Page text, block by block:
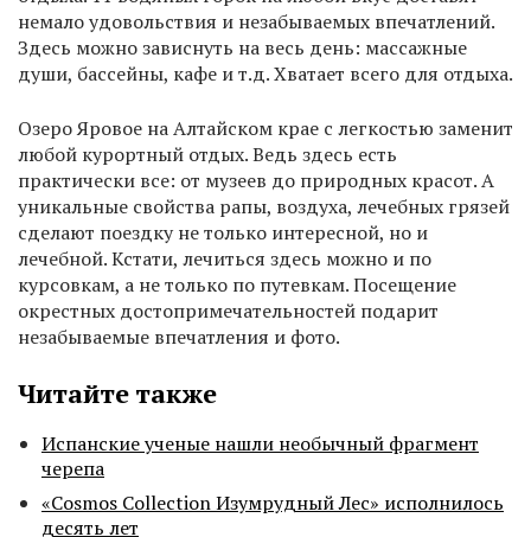
немало удовольствия и незабываемых впечатлений.
Здесь можно зависнуть на весь день: массажные
души, бассейны, кафе и т.д. Хватает всего для отдыха.
Озеро Яровое на Алтайском крае с легкостью заменит
любой курортный отдых. Ведь здесь есть
практически все: от музеев до природных красот. А
уникальные свойства рапы, воздуха, лечебных грязей
сделают поездку не только интересной, но и
лечебной. Кстати, лечиться здесь можно и по
курсовкам, а не только по путевкам. Посещение
окрестных достопримечательностей подарит
незабываемые впечатления и фото.
Читайте также
Испанские ученые нашли необычный фрагмент
черепа
«Cosmos Collection Изумрудный Лес» исполнилось
десять лет